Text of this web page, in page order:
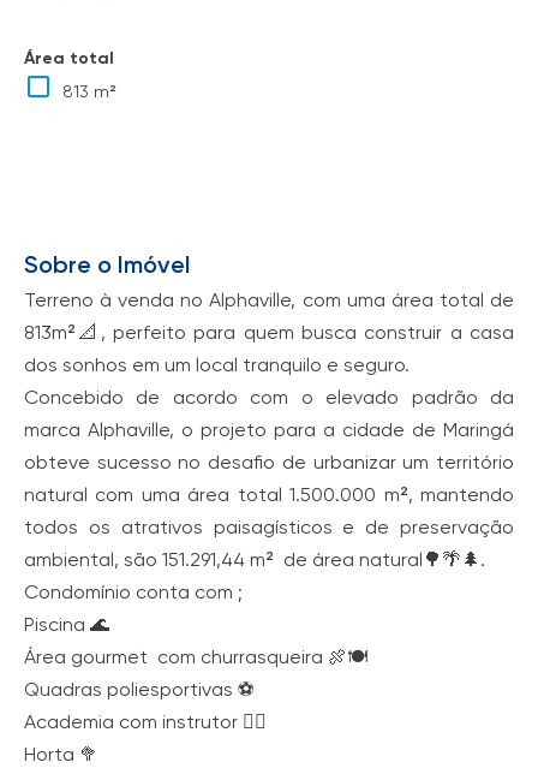
Área total
813 m²
Sobre o Imóvel
Terreno à venda no Alphaville, com uma área total de
813m²📐, perfeito para quem busca construir a casa
dos sonhos em um local tranquilo e seguro.
Concebido de acordo com o elevado padrão da
marca Alphaville, o projeto para a cidade de Maringá
obteve sucesso no desafio de urbanizar um território
natural com uma área total 1.500.000 m², mantendo
todos os atrativos paisagísticos e de preservação
ambiental, são 151.291,44 m² de área natural🌳🌴🌲.
Condomínio conta com ;
Piscina 🌊
Área gourmet com churrasqueira 🍖🍽
Quadras poliesportivas ⚽
Academia com instrutor 🏋️‍♀️
Horta 🥦